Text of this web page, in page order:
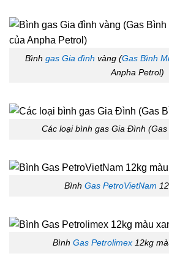
Bình gas Gia đình vàng (Gas Bình
Anpha Petrol)
Các loại bình gas Gia Đình
Bình Gas PetroVietNam
Bình Gas Petrolimex12kg